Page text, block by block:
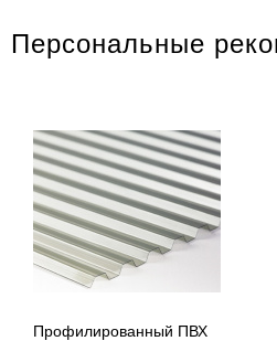
Персональные
Профилированный ПВХ